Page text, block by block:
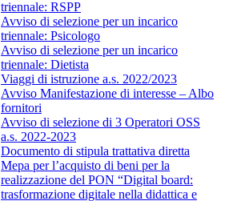
triennale: RSPP
Avviso di selezione per un incarico
triennale: Psicologo
Avviso di selezione per un incarico
triennale: Dietista
Viaggi di istruzione a.s. 2022/2023
Avviso Manifestazione di interesse – Albo
fornitori
Avviso di selezione di 3 Operatori OSS
a.s. 2022-2023
Documento di stipula trattativa diretta
Mepa per l’acquisto di beni per la
realizzazione del PON “Digital board:
trasformazione digitale nella didattica e